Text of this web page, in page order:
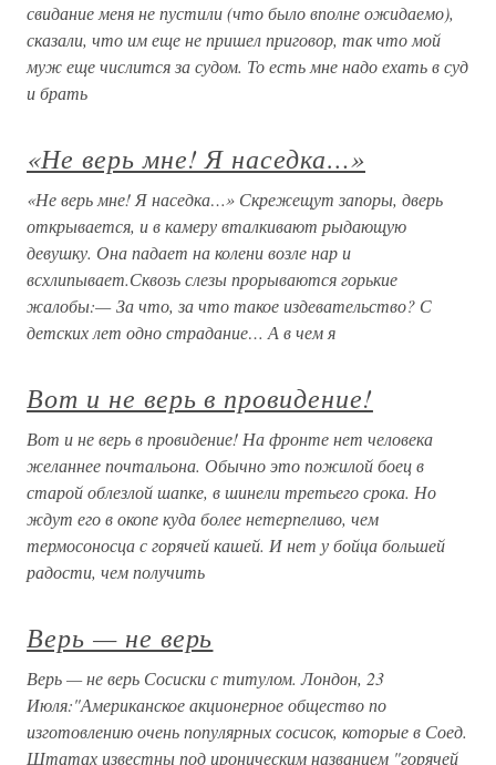
свидание меня не пустили (что было вполне ожидаемо),
сказали, что им еще не пришел приговор, так что мой
муж еще числится за судом. То есть мне надо ехать в суд
и брать
«Не верь мне! Я наседка…»
«Не верь мне! Я наседка…» Скрежещут запоры, дверь
открывается, и в камеру вталкивают рыдающую
девушку. Она падает на колени возле нар и
всхлипывает.Сквозь слезы прорываются горькие
жалобы:— За что, за что такое издевательство? С
детских лет одно страдание… А в чем я
Вот и не верь в провидение!
Вот и не верь в провидение! На фронте нет человека
желаннее почтальона. Обычно это пожилой боец в
старой облезлой шапке, в шинели третьего срока. Но
ждут его в окопе куда более нетерпеливо, чем
термосоносца с горячей кашей. И нет у бойца большей
радости, чем получить
Верь — не верь
Верь — не верь Сосиски с титулом. Лондон, 23
Июля:"Американское акционерное общество по
изготовлению очень популярных сосисок, которые в Соед.
Штатах известны под ироническим названием "горячей